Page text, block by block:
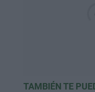
TAMBIÉN TE